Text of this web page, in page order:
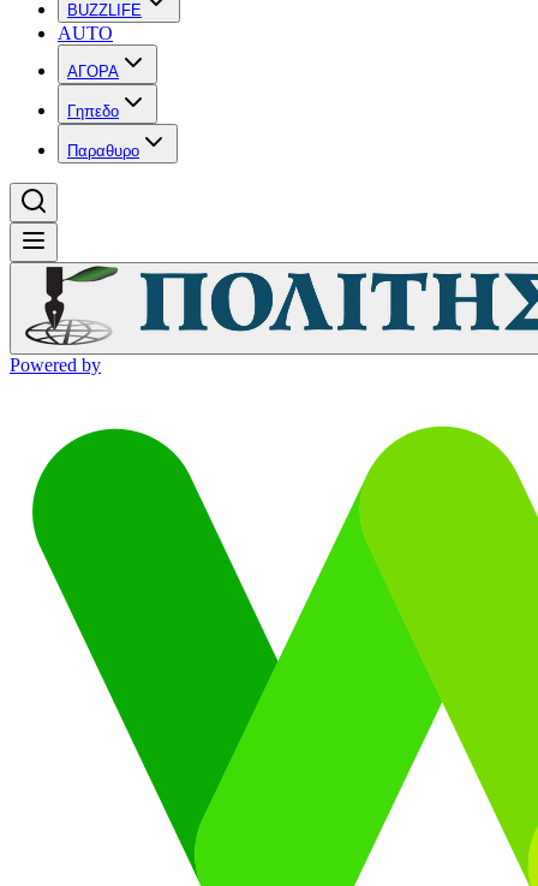
BUZZLIFE
AUTO
ΑΓΟΡΑ
Γηπεδο
Παραθυρο
Powered by